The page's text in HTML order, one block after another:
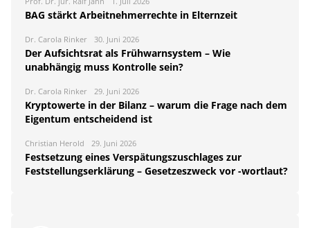
BAG stärkt Arbeitnehmerrechte in Elternzeit
Dr. Carola Rinker 30. Juni 2026
Der Aufsichtsrat als Frühwarnsystem – Wie
unabhängig muss Kontrolle sein?
Dr. Carola Rinker 29. Juni 2026
Kryptowerte in der Bilanz – warum die Frage nach dem
Eigentum entscheidend ist
Christian Herold 29. Juni 2026
Festsetzung eines Verspätungszuschlages zur
Feststellungserklärung – Gesetzeszweck vor -wortlaut?